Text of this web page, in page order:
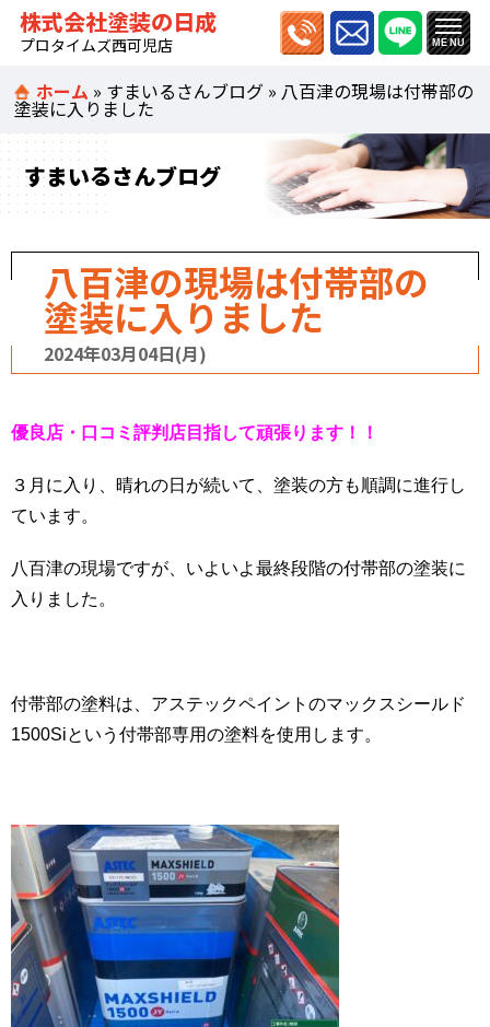
株式会社塗装の日成
プロタイムズ西可児店
ホーム » すまいるさんブログ » 八百津の現場は付帯部の
塗装に入りました
すまいるさんブログ
八百津の現場は付帯部の
塗装に入りました
2024年03月04日(月)
優良店・口コミ評判店目指して頑張ります！！
３月に入り、晴れの日が続いて、塗装の方も順調に進行し
ています。
八百津の現場ですが、いよいよ最終段階の付帯部の塗装に
入りました。
付帯部の塗料は、アステックペイントのマックスシールド
1500Siという付帯部専用の塗料を使用します。